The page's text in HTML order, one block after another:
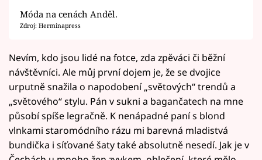
Móda na cenách Anděl.
Zdroj: Herminapress
Nevím, kdo jsou lidé na fotce, zda zpěváci či běžní
návštěvníci. Ale můj první dojem je, že se dvojice
urputně snažila o napodobení „světových“ trendů a
„světového“ stylu. Pán v sukni a bagančatech na mne
působí spíše legračně. K nenápadné paní s blond
vlnkami staromódního rázu mi barevná mladistvá
bundička i síťované šaty také absolutně nesedí. Jak je v